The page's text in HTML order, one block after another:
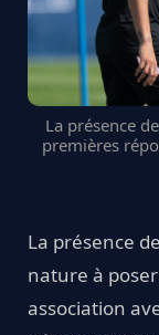
La présence
premières
La présence
nature à
association